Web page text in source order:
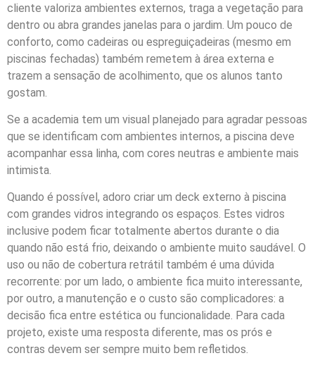
cliente valoriza ambientes externos, traga a vegetação para
dentro ou abra grandes janelas para o jardim. Um pouco de
conforto, como cadeiras ou espreguiçadeiras (mesmo em
piscinas fechadas) também remetem à área externa e
trazem a sensação de acolhimento, que os alunos tanto
gostam.
Se a academia tem um visual planejado para agradar pessoas
que se identificam com ambientes internos, a piscina deve
acompanhar essa linha, com cores neutras e ambiente mais
intimista.
Quando é possível, adoro criar um deck externo à piscina
com grandes vidros integrando os espaços. Estes vidros
inclusive podem ficar totalmente abertos durante o dia
quando não está frio, deixando o ambiente muito saudável. O
uso ou não de cobertura retrátil também é uma dúvida
recorrente: por um lado, o ambiente fica muito interessante,
por outro, a manutenção e o custo são complicadores: a
decisão fica entre estética ou funcionalidade. Para cada
projeto, existe uma resposta diferente, mas os prós e
contras devem ser sempre muito bem refletidos.